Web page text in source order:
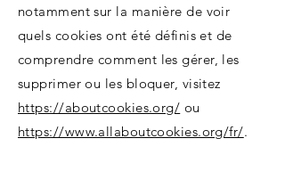
notamment sur la manière de voir
quels cookies ont été définis et de
comprendre comment les gérer, les
supprimer ou les bloquer, visitez
https://aboutcookies.org/ ou
https://www.allaboutcookies.org/fr/.